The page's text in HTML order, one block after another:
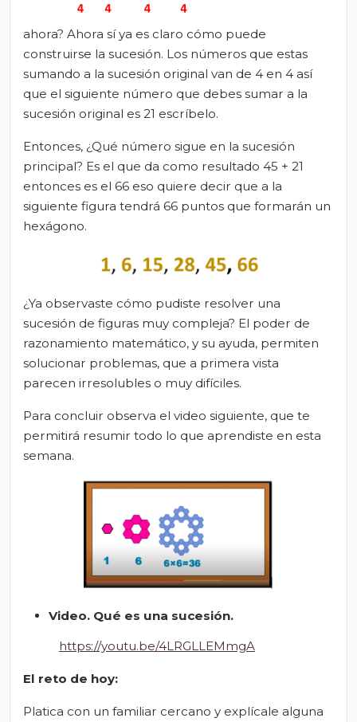
ahora? Ahora sí ya es claro cómo puede
construirse la sucesión. Los números que estas
sumando a la sucesión original van de 4 en 4 así
que el siguiente número que debes sumar a la
sucesión original es 21 escríbelo.
Entonces, ¿Qué número sigue en la sucesión
principal? Es el que da como resultado 45 + 21
entonces es el 66 eso quiere decir que a la
siguiente figura tendrá 66 puntos que formarán un
hexágono.
¿Ya observaste cómo pudiste resolver una
sucesión de figuras muy compleja? El poder de
razonamiento matemático, y su ayuda, permiten
solucionar problemas, que a primera vista
parecen irresolubles o muy difíciles.
Para concluir observa el video siguiente, que te
permitirá resumir todo lo que aprendiste en esta
semana.
Video. Qué es una sucesión.
https://youtu.be/4LRGLLEMmgA
El reto de hoy:
Platica con un familiar cercano y explícale alguna